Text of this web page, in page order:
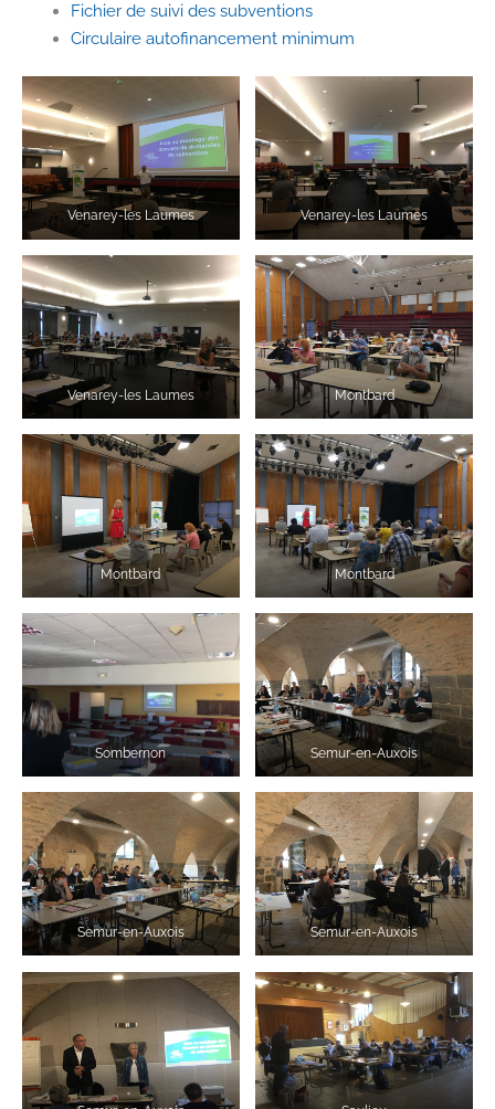
Fichier de suivi des subventions
Circulaire autofinancement minimum
Venarey-les Laumes Venarey-les Laumes
Venarey-les Laumes Montbard
Montbard Montbard
Sombernon Semur-en-Auxois
Semur-en-Auxois Semur-en-Auxois